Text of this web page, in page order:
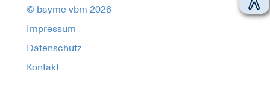
© bayme vbm 2026
Impressum
Datenschutz
Kontakt